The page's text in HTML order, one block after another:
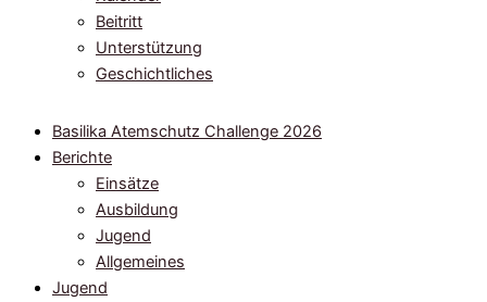
Beitritt
Unterstützung
Geschichtliches
Basilika Atemschutz Challenge 2026
Berichte
Einsätze
Ausbildung
Jugend
Allgemeines
Jugend